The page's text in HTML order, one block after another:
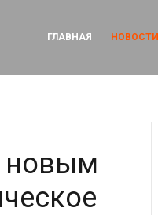
ГЛАВНАЯ НОВОСТИ
новым